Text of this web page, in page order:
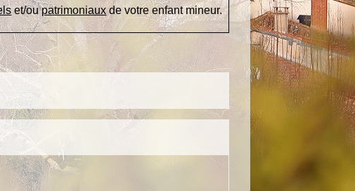
et/oupatrimoniauxde votre enfant mineur.